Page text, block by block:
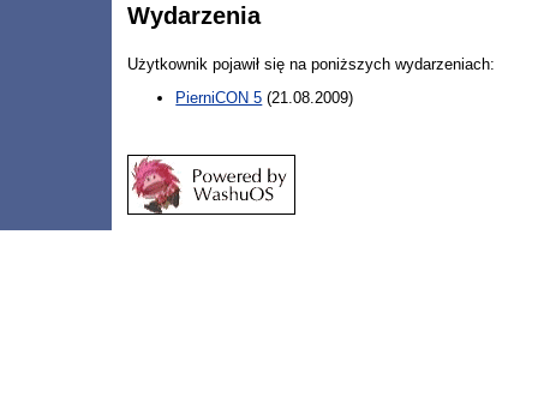
Wydarzenia
Użytkownik pojawił się na poniższych wydarzeniach:
PierniCON 5 (21.08.2009)